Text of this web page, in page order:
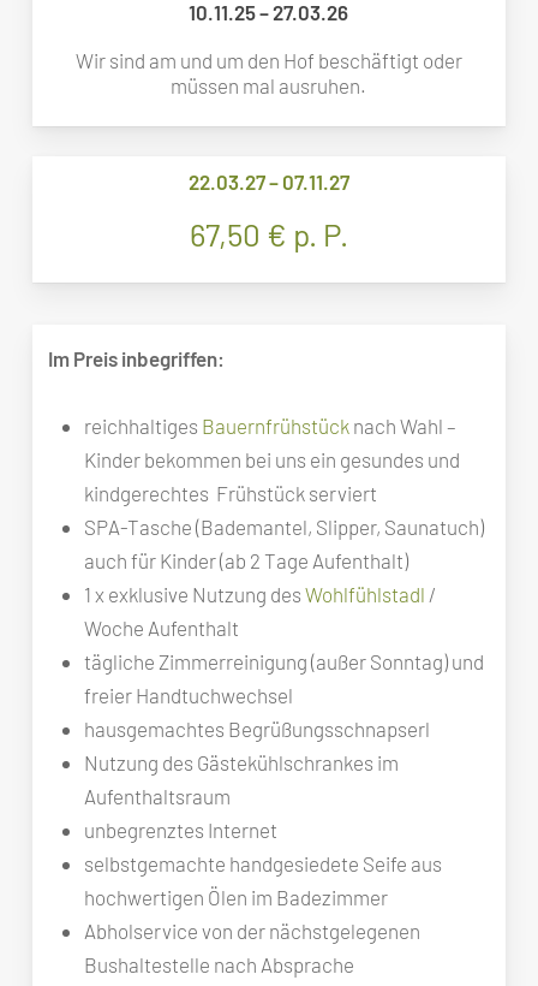
10.11.25 – 27.03.26
Wir sind am und um den Hof beschäftigt oder
müssen mal ausruhen.
22.03.27 – 07.11.27
67,50 € p. P.
Im Preis inbegriffen:
reichhaltiges Bauernfrühstück nach Wahl –
Kinder bekommen bei uns ein gesundes und
kindgerechtes Frühstück serviert
SPA-Tasche (Bademantel, Slipper, Saunatuch)
auch für Kinder (ab 2 Tage Aufenthalt)
1 x exklusive Nutzung desWohlfühlstadl /
Woche Aufenthalt
tägliche Zimmerreinigung (außer Sonntag) und
freier Handtuchwechsel
hausgemachtes Begrüßungsschnapserl
Nutzung des Gästekühlschrankes im
Aufenthaltsraum
unbegrenztes Internet
selbstgemachte handgesiedete Seife aus
hochwertigen Ölen im Badezimmer
Abholservice von der nächstgelegenen
Bushaltestelle nach Absprache